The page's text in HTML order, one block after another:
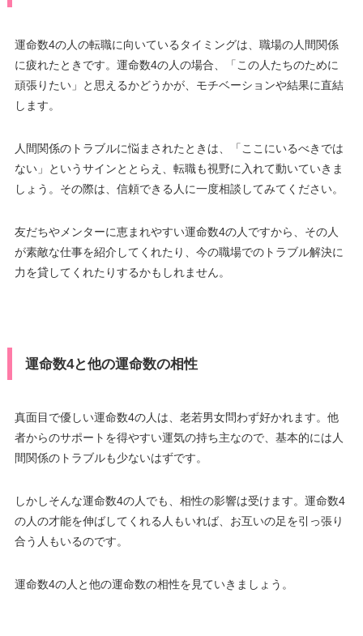
運命数4の人の転職に向いているタイミングは、職場の人間関係
に疲れたときです。運命数4の人の場合、「この人たちのために
頑張りたい」と思えるかどうかが、モチベーションや結果に直結
します。
人間関係のトラブルに悩まされたときは、「ここにいるべきでは
ない」というサインととらえ、転職も視野に入れて動いていきま
しょう。その際は、信頼できる人に一度相談してみてください。
友だちやメンターに恵まれやすい運命数4の人ですから、その人
が素敵な仕事を紹介してくれたり、今の職場でのトラブル解決に
力を貸してくれたりするかもしれません。
運命数4と他の運命数の相性
真面目で優しい運命数4の人は、老若男女問わず好かれます。他
者からのサポートを得やすい運気の持ち主なので、基本的には人
間関係のトラブルも少ないはずです。
しかしそんな運命数4の人でも、相性の影響は受けます。運命数4
の人の才能を伸ばしてくれる人もいれば、お互いの足を引っ張り
合う人もいるのです。
運命数4の人と他の運命数の相性を見ていきましょう。